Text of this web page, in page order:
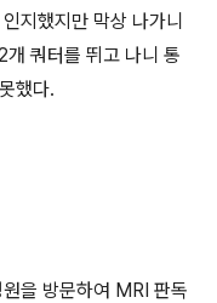
지했지만 막상 나가니
쿼터를 뛰고 나니 통
했다.
을 방문하여 MRI 판독